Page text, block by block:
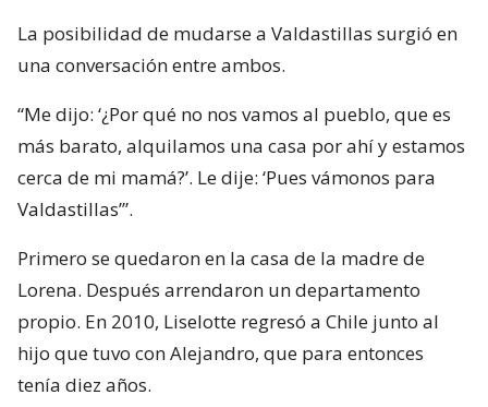
La posibilidad de mudarse a Valdastillas surgió en
una conversación entre ambos.
“Me dijo: ‘¿Por qué no nos vamos al pueblo, que es
más barato, alquilamos una casa por ahí y estamos
cerca de mi mamá?’. Le dije: ‘Pues vámonos para
Valdastillas’”.
Primero se quedaron en la casa de la madre de
Lorena. Después arrendaron un departamento
propio. En 2010, Liselotte regresó a Chile junto al
hijo que tuvo con Alejandro, que para entonces
tenía diez años.